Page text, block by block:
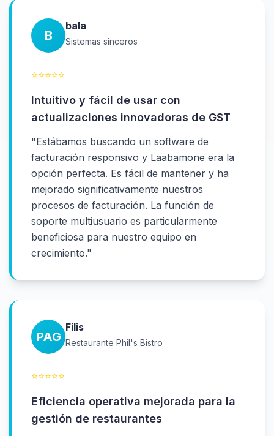
B
bala
Sistemas sinceros
⭐⭐⭐⭐⭐
Intuitivo y fácil de usar con
actualizaciones innovadoras de GST
"Estábamos buscando un software de
facturación responsivo y Laabamone era la
opción perfecta. Es fácil de mantener y ha
mejorado significativamente nuestros
procesos de facturación. La función de
soporte multiusuario es particularmente
beneficiosa para nuestro equipo en
crecimiento."
PAG
Filis
Restaurante Phil's Bistro
⭐⭐⭐⭐⭐
Eficiencia operativa mejorada para la
gestión de restaurantes